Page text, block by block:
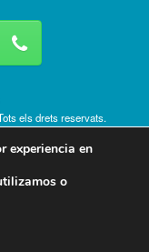
els drets reservats.
experiencia en
o